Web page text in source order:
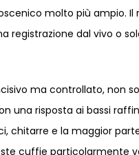
molto più ampio. Il
registrazione dal vivo o
ma controllato, non
una risposta ai bassi
chitarre e la maggior
cuffie particolarmente